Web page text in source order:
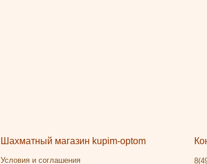
Шахматный магазин kupim-optom
Условия и соглашения